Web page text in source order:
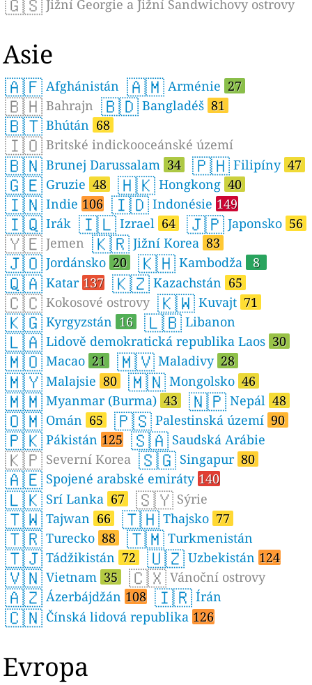
🇬🇸 Jižní Georgie a Jižní Sandwichovy ostrovy
Asie
🇦🇫 Afghánistán 🇦🇲 Arménie 27
🇧🇭 Bahrajn 🇧🇩 Bangladéš 81
🇧🇹 Bhútán 68
🇮🇴 Britské indickooceánské území
🇧🇳 Brunej Darussalam 34 🇵🇭 Filipíny 47
🇬🇪 Gruzie 48 🇭🇰 Hongkong 40
🇮🇳 Indie 106 🇮🇩 Indonésie 149
🇮🇶 Irák 🇮🇱 Izrael 64 🇯🇵 Japonsko 56
🇾🇪 Jemen 🇰🇷 Jižní Korea 83
🇯🇴 Jordánsko 20 🇰🇭 Kambodža 8
🇶🇦 Katar 137 🇰🇿 Kazachstán 65
🇨🇨 Kokosové ostrovy 🇰🇼 Kuvajt 71
🇰🇬 Kyrgyzstán 16 🇱🇧 Libanon
🇱🇦 Lidově demokratická republika Laos 30
🇲🇴 Macao 21 🇲🇻 Maladivy 28
🇲🇾 Malajsie 80 🇲🇳 Mongolsko 46
🇲🇲 Myanmar (Burma) 43 🇳🇵 Nepál 48
🇴🇲 Omán 65 🇵🇸 Palestinská území 90
🇵🇰 Pákistán 125 🇸🇦 Saudská Arábie
🇰🇵 Severní Korea 🇸🇬 Singapur 80
🇦🇪 Spojené arabské emiráty 140
🇱🇰 Srí Lanka 67 🇸🇾 Sýrie
🇹🇼 Tajwan 66 🇹🇭 Thajsko 77
🇹🇷 Turecko 88 🇹🇲 Turkmenistán
🇹🇯 Tádžikistán 72 🇺🇿 Uzbekistán 124
🇻🇳 Vietnam 35 🇨🇽 Vánoční ostrovy
🇦🇿 Ázerbájdžán 108 🇮🇷 Írán
🇨🇳 Čínská lidová republika 126
Evropa